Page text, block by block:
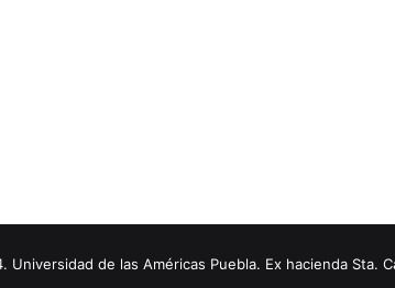
de las Américas Puebla. Ex hacienda Sta.